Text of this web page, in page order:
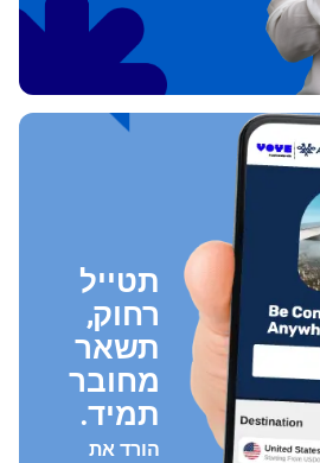
תטייל
רחוק,
תשאר
מחובר
תמיד.
הורד את